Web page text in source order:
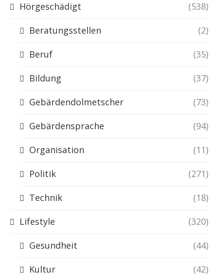
Hörgeschädigt (538)
Beratungsstellen (2)
Beruf (35)
Bildung (37)
Gebärdendolmetscher (73)
Gebärdensprache (94)
Organisation (11)
Politik (271)
Technik (18)
Lifestyle (320)
Gesundheit (44)
Kultur (42)